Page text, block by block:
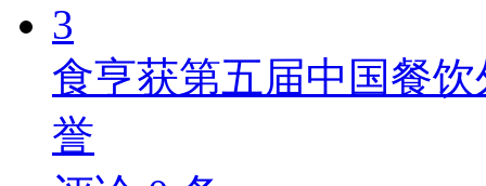
3
食亨获第五届中国餐
誉